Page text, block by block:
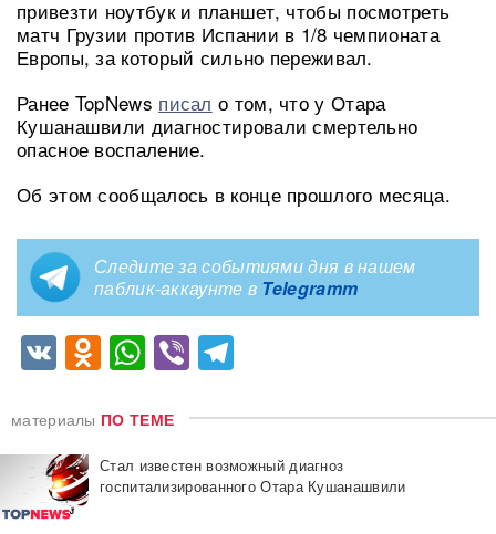
привезти ноутбук и планшет, чтобы посмотреть
матч Грузии против Испании в 1/8 чемпионата
Европы, за который сильно переживал.
Ранее TopNews писал о том, что у Отара
Кушанашвили диагностировали смертельно
опасное воспаление.
Об этом сообщалось в конце прошлого месяца.
Следите за событиями дня в нашем
паблик-аккаунте в Telegramm
VKOdnoklassniki
WhatsApp
Viber
материалы ПО ТЕМЕ
Стал известен возможный диагноз
госпитализированного Отара Кушанашвили